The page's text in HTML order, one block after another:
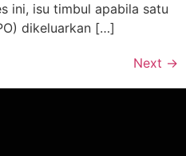
ini, isu timbul apabila satu
dikeluarkan […]
Next →